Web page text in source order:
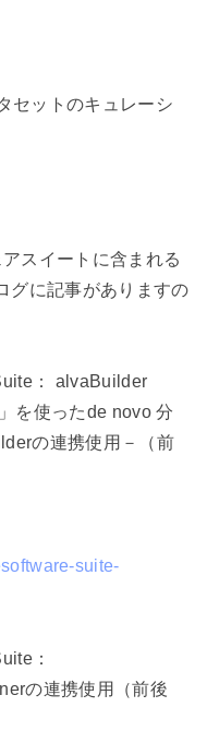
セットのキュレーシ
スイートに含まれる
グに記事がありますの
：
alvaBuilder
を使ったde novo分
の連携使用－（前
suite-
：
の連携使用（前後